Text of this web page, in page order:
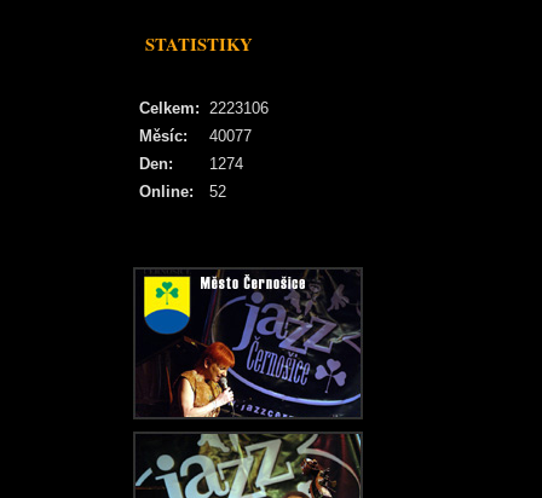
STATISTIKY
Online: 52
Celkem: 2223106
Měsíc:
40077
Den:
1274